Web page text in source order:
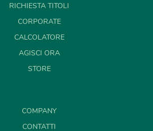
RICHIESTA TITOLI
CORPORATE
CALCOLATORE
AGISCI ORA
STORE
COMPANY
CONTATTI